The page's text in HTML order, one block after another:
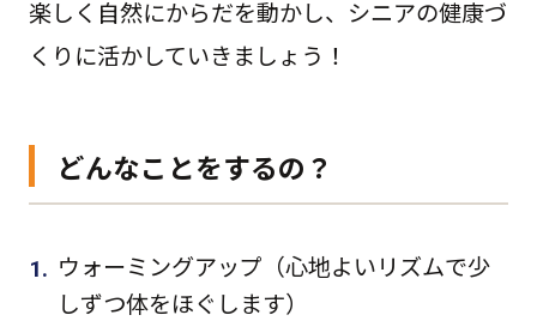
楽しく自然にからだを動かし、シニアの健康づ
くりに活かしていきましょう！
どんなことをするの？
ウォーミングアップ（心地よいリズムで少
しずつ体をほぐします）